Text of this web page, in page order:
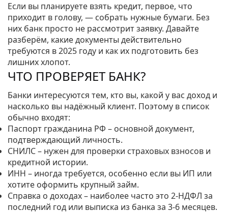
Если вы планируете взять кредит, первое, что
приходит в голову, — собрать нужные бумаги. Без
них банк просто не рассмотрит заявку. Давайте
разберём, какие документы действительно
требуются в 2025 году и как их подготовить без
лишних хлопот.
ЧТО ПРОВЕРЯЕТ БАНК?
Банки интересуются тем, кто вы, какой у вас доход и
насколько вы надёжный клиент. Поэтому в список
обычно входят:
Паспорт гражданина РФ – основной документ,
подтверждающий личность.
СНИЛС – нужен для проверки страховых взносов и
кредитной истории.
ИНН – иногда требуется, особенно если вы ИП или
хотите оформить крупный займ.
Справка о доходах – наиболее часто это 2‑НДФЛ за
последний год или выписка из банка за 3‑6 месяцев.